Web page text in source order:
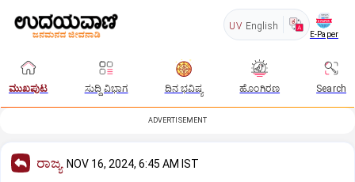
UV English
E-Paper
ಮುಖಪುಟ ಸುದ್ದಿ ವಿಭಾಗ ದಿನ ಭವಿಷ್ಯ ಹೊಂಗಿರಣ Search
ADVERTISEMENT
ರಾಜ್ಯ NOV 16, 2024, 6:45 AM IST